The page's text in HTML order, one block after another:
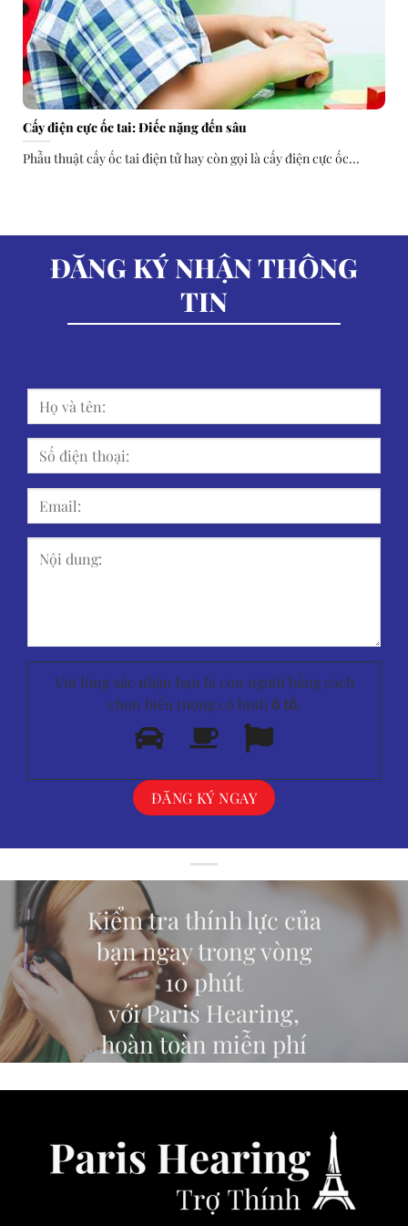
Cấy điện cực ốc tai: Điếc nặng đến sâu
Phẫu thuật cấy ốc tai điện tử hay còn gọi là cấy điện cực ốc...
ĐĂNG KÝ NHẬN THÔNG
TIN
Vui lòng xác nhận bạn là con người bằng cách
chọn biểu tượng có hình ô tô.
Kiểm tra thính lực của
bạn ngay trong vòng
10 phút
với Paris Hearing,
hoàn toàn miễn phí